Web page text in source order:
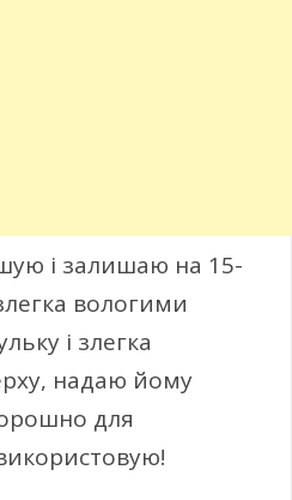
і залишаю на 15-
вологими
і злегка
надаю йому
для